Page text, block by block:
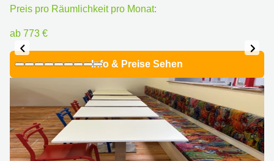
Preis pro Räumlichkeit pro Monat:
ab 773 €
Info & Preise Sehen